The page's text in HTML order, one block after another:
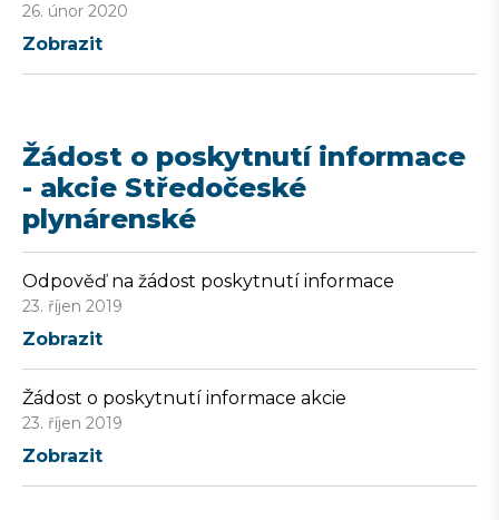
26. únor 2020
Zobrazit
Žádost o poskytnutí informace
- akcie Středočeské
plynárenské
Odpověď na žádost poskytnutí informace
23. říjen 2019
Zobrazit
Žádost o poskytnutí informace akcie
23. říjen 2019
Zobrazit